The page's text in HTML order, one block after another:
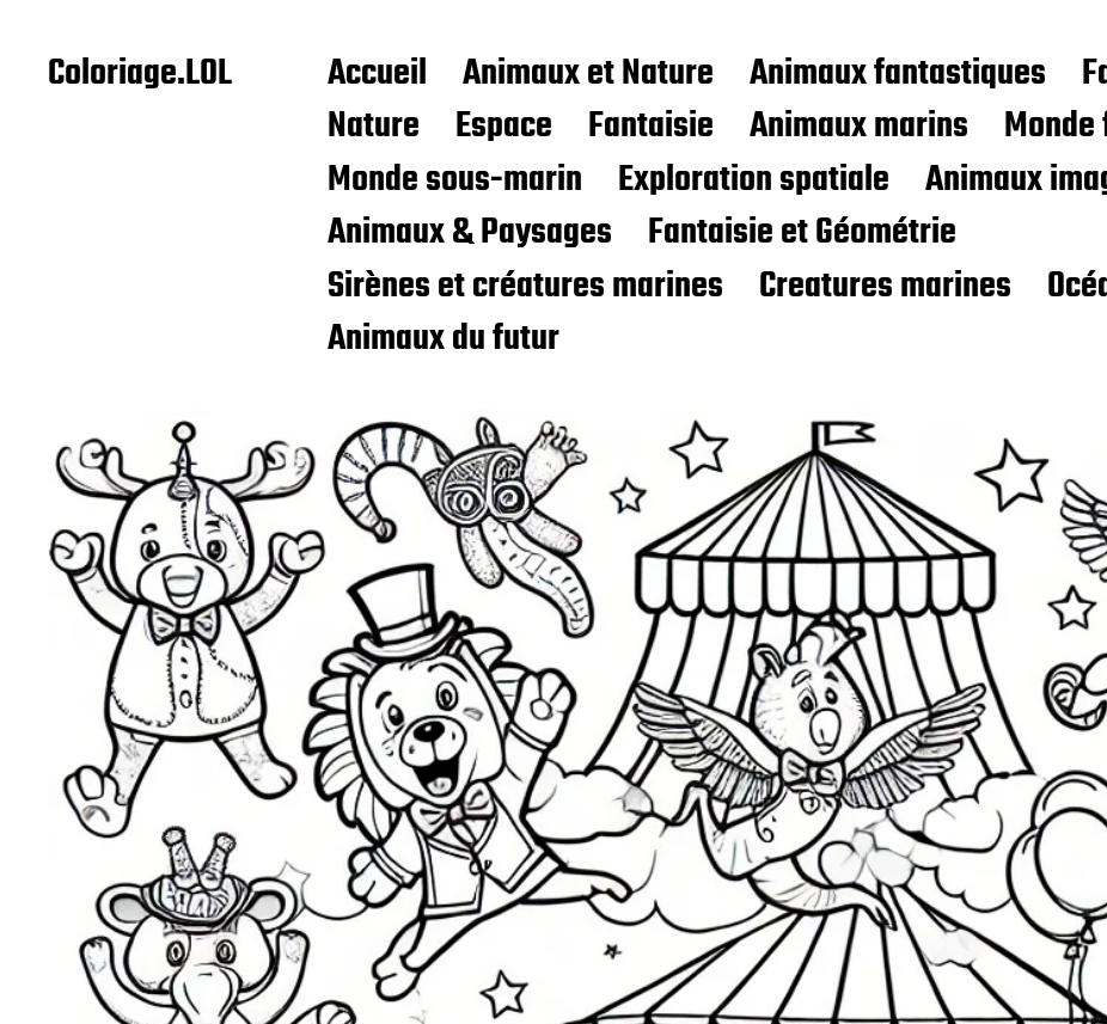
Coloriage.LOL Accueil Animaux et Nature Animaux fantastiques
Nature
Espace Fantaisie Animaux marins
Monde sous-marin
Exploration spatiale
Animaux
Animaux & Paysages
Fantaisie et Géométrie
Sirènes et créatures marines
Creatures marines
Animaux du futur